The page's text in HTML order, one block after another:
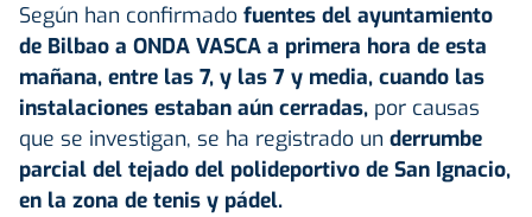
Según han confirmado fuentes del ayuntamiento
de Bilbao a ONDA VASCA a primera hora de esta
mañana, entre las 7, y las 7 y media, cuando las
instalaciones estaban aún cerradas, por causas
que se investigan, se ha registrado un derrumbe
parcial del tejado del polideportivo de San Ignacio,
en la zona de tenis y pádel.